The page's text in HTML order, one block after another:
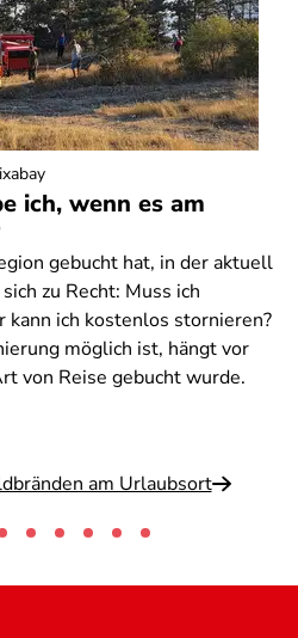
ich, wenn es am
gebucht hat, in der aktuell
zu Recht: Muss ich
kann ich kostenlos stornieren?
möglich ist, hängt vor
von Reise gebucht wurde.
am Urlaubsort